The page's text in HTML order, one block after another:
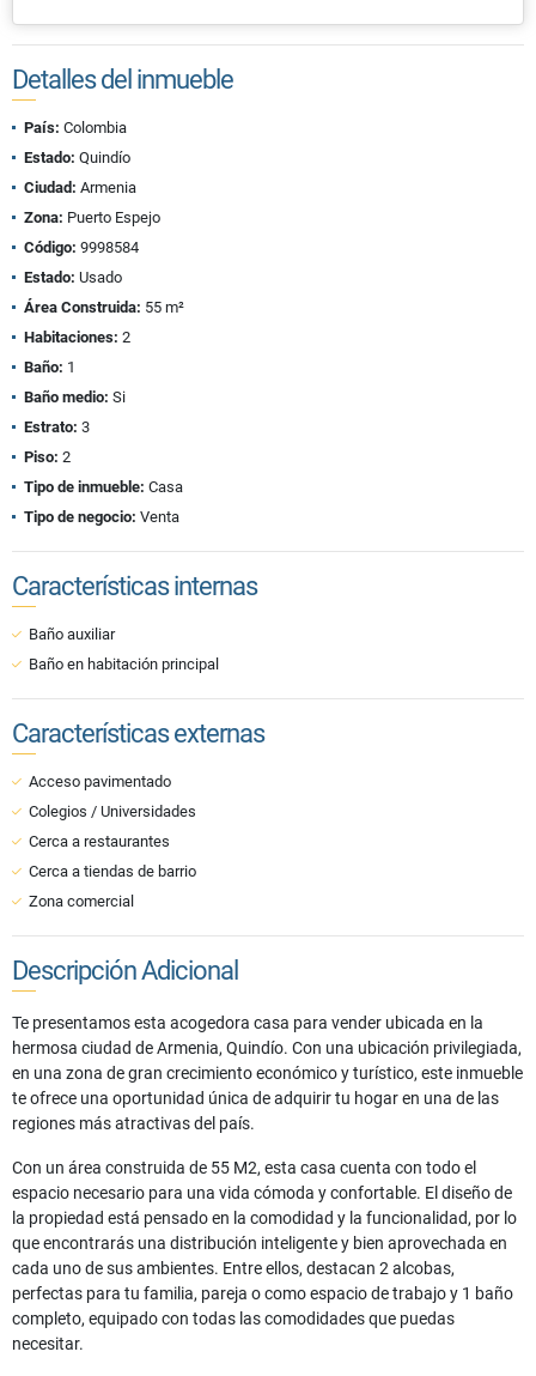
Detalles del inmueble
País: Colombia
Estado: Quindío
Ciudad: Armenia
Zona: Puerto Espejo
Código: 9998584
Estado: Usado
Área Construida: 55 m²
Habitaciones: 2
Baño: 1
Baño medio: Si
Estrato: 3
Piso: 2
Tipo de inmueble: Casa
Tipo de negocio: Venta
Características internas
Baño auxiliar
Baño en habitación principal
Características externas
Acceso pavimentado
Colegios / Universidades
Cerca a restaurantes
Cerca a tiendas de barrio
Zona comercial
Descripción Adicional
Te presentamos esta acogedora casa para vender ubicada en la
hermosa ciudad de Armenia, Quindío. Con una ubicación privilegiada,
en una zona de gran crecimiento económico y turístico, este inmueble
te ofrece una oportunidad única de adquirir tu hogar en una de las
regiones más atractivas del país.
Con un área construida de 55 M2, esta casa cuenta con todo el
espacio necesario para una vida cómoda y confortable. El diseño de
la propiedad está pensado en la comodidad y la funcionalidad, por lo
que encontrarás una distribución inteligente y bien aprovechada en
cada uno de sus ambientes. Entre ellos, destacan 2 alcobas,
perfectas para tu familia, pareja o como espacio de trabajo y 1 baño
completo, equipado con todas las comodidades que puedas
necesitar.